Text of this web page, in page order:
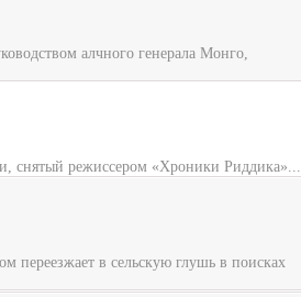
алчного генерала Монго,
снятый режиссером «Хроники Риддика»...
переезжает в сельскую глушь в поисках